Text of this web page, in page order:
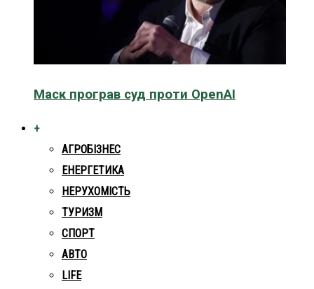
Маск програв суд проти OpenAI
+
АГРОБІЗНЕС
ЕНЕРГЕТИКА
НЕРУХОМІСТЬ
ТУРИЗМ
СПОРТ
АВТО
LIFE